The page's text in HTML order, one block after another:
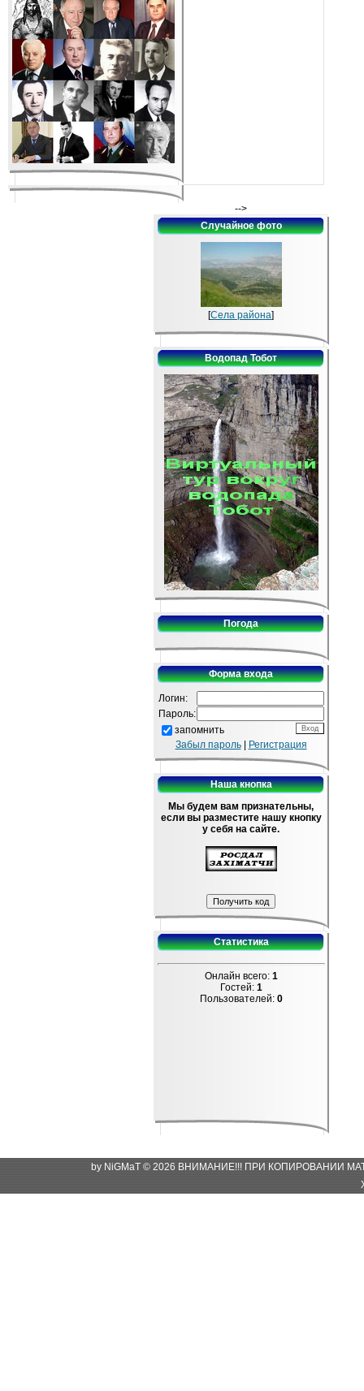
-->
Случайное фото
[Села района]
Водопад Тобот
Погода
Форма входа
Логин:
Пароль:
запомнить
Забыл пароль| Регистрация
Наша кнопка
Мы будем вам признательны,
если вы разместите нашу кнопку
у себя на сайте.
Статистика
Онлайн всего: 1
Гостей: 1
Пользователей: 0
by NiGMaT © 2026 ВНИМАНИЕ!!! ПРИ КОПИРОВАНИИ